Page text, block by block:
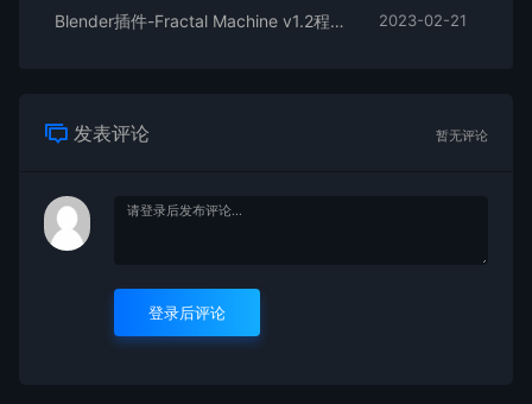
Blender插件-Fractal Machine v1.2程序化分型模型生成器 附（使用教程） 2023-02-21
发表评论 暂无评论
登录后评论